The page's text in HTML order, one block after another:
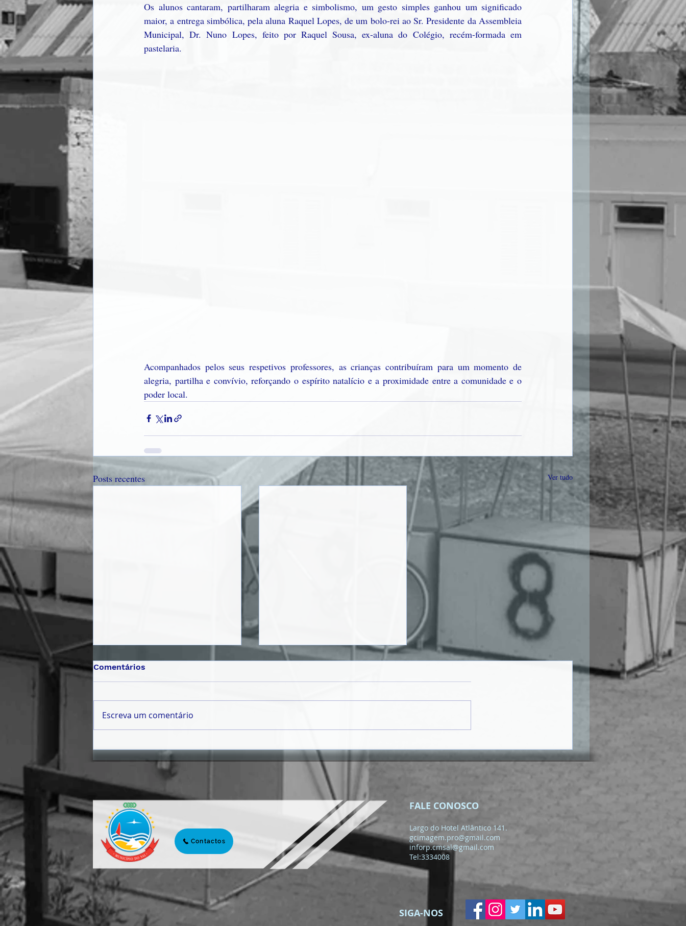
Os alunos cantaram, partilharam alegria e simbolismo, um gesto simples ganhou um significado
maior, a entrega simbólica, pela aluna Raquel Lopes, de um bolo-rei ao Sr. Presidente da Assembleia
Municipal, Dr. Nuno Lopes, feito por Raquel Sousa, ex-aluna do Colégio, recém-formada em
pastelaria.
Acompanhados pelos seus respetivos professores, as crianças contribuíram para um momento de
alegria, partilha e convívio, reforçando o espírito natalício e a proximidade entre a comunidade e o
poder local.
Posts recentes Ver tudo
𝟮𝟬𝟮𝟲 | 𝗧𝗥𝗔𝗡𝗦𝗙𝗢𝗥𝗠𝗔𝗥
𝗛𝗢𝗝𝗘 𝗣𝗔𝗥𝗔 𝗖𝗢𝗡𝗦𝗧𝗥𝗨𝗜𝗥
𝟮𝟬𝟮𝟲 | 𝗣𝗔𝗟𝗘𝗦𝗧𝗥𝗔
𝗜𝗡𝗖𝗘𝗡𝗧𝗜𝗩𝗔 𝗝𝗢𝗩𝗘𝗡𝗦 À
𝗖𝗜𝗗𝗔𝗗𝗔𝗡𝗜𝗔 𝗔𝗧𝗜𝗩𝗔 𝗘
𝗣𝗔𝗥𝗧𝗜𝗖𝗜𝗣𝗔ÇÃ𝗢 𝗖Í𝗩𝗜𝗖𝗔
Comentários
Escreva um comentário
Contactos
FALE CONOSCO
Largo do Hotel Atlântico 141.
gcimagem.pro@gmail.com
inforp.cmsal@gmail.com
Tel:3334008
SIGA-NOS